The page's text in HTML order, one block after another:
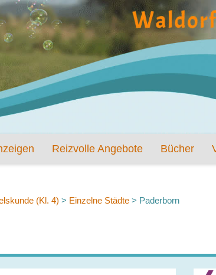
Reizvolle Angebote Bücher
(Kl. 4) > Einzelne Städte > Paderborn